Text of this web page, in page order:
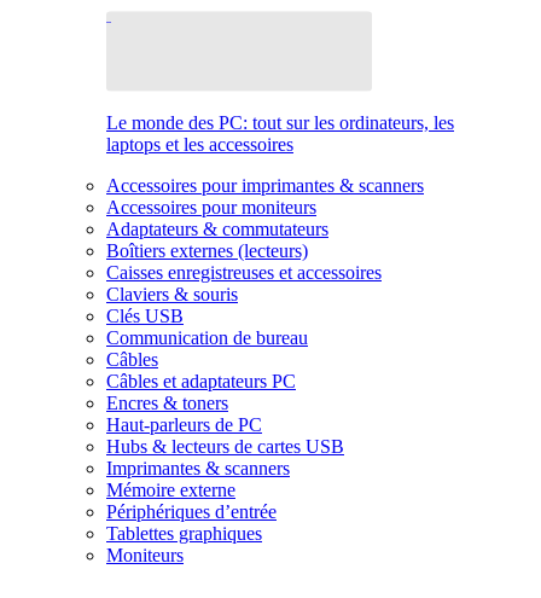
Le monde des PC: tout sur les ordinateurs, les
laptops et les accessoires
Accessoires pour imprimantes & scanners
Accessoires pour moniteurs
Adaptateurs & commutateurs
Boîtiers externes (lecteurs)
Caisses enregistreuses et accessoires
Claviers & souris
Clés USB
Communication de bureau
Câbles
Câbles et adaptateurs PC
Encres & toners
Haut-parleurs de PC
Hubs & lecteurs de cartes USB
Imprimantes & scanners
Mémoire externe
Périphériques d’entrée
Tablettes graphiques
Moniteurs